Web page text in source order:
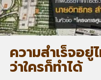
ความสำเร็จอยู่
ว่าใครก็ทำได้